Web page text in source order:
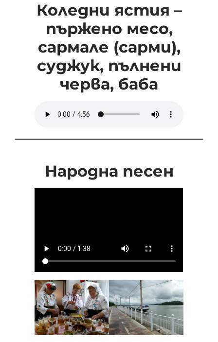
Коледни ястия –
пържено месо,
сармале (сарми),
суджук, пълнени
черва, баба
Народна песен